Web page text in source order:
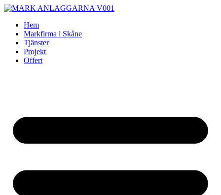
Skip
contentHem
Markfirma i Skåne
Tjänster
Projekt
Offert